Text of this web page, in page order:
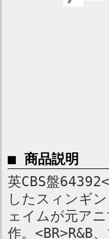
■ 商品説明
英CBS盤
したスィンギ
ェイムが元ア
作。<BR>R&B